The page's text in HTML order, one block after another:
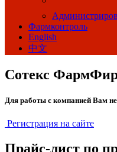
Фармконтроль
English
中文
Сотекс
Для работы с компанией Вам
Регистрация на сайте
Прайс-лист по